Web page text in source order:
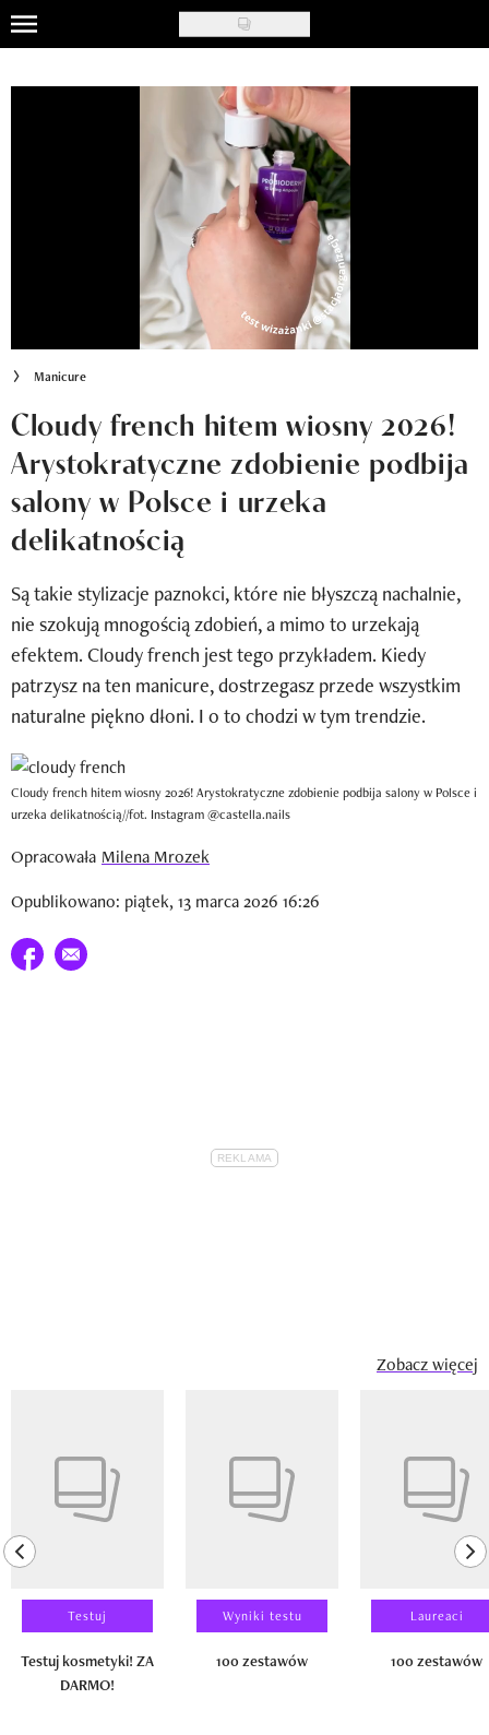
Skip
to
main
Klub Recenzentki
Newsy
Newsletter
Wizaz Summer Influ School
Mój profil / Zarejestruj się
Manicure
Cloudy french hitem wiosny 2026!
Arystokratyczne zdobienie podbija
salony w Polsce i urzeka
delikatnością
Są takie stylizacje paznokci, które nie błyszczą nachalnie,
nie szokują mnogością zdobień, a mimo to urzekają
efektem. Cloudy french jest tego przykładem. Kiedy
patrzysz na ten manicure, dostrzegasz przede wszystkim
naturalne piękno dłoni. I o to chodzi w tym trendzie.
Cloudy french hitem wiosny 2026! Arystokratyczne zdobienie podbija salony w Polsce i
urzeka delikatnością//fot. Instagram @castella.nails
Opracowała Milena Mrozek
Opublikowano: piątek, 13 marca 2026 16:26
Udostępnij na facebook
E-mail do przyjaciela
Zobacz więcej
previous element
Testuj
Testuj kosmetyki! ZA
DARMO!
Wyniki testu
100 zestawów
Laureaci
100 zestawów